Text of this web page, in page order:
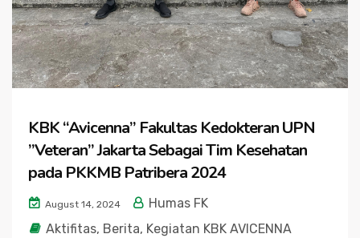
KBK “Avicenna” Fakultas Kedokteran UPN
”Veteran” Jakarta Sebagai Tim Kesehatan
pada PKKMB Patribera 2024
August 14, 2024
Humas FK
Aktifitas, Berita, Kegiatan KBK AVICENNA